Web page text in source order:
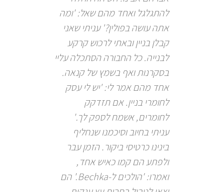
להתגלגל ואחד מהם שאל: 'ומה
אתה עושה בפולין?' עניתי שאני
קבלן בניין ובאתי לרכוש קרקע
לבנייה. כל החבורה הסתכלה עליי
בסקרנות ואף בשמץ של קנאה.
אחד מהם אמר לי: 'יש לי עסק
לחומרי בניין. אם תזדקק
לחומרים, אשמח לספק לך.'
עניתי בחיוב וסיכמנו שנחליף
בינינו כרטיסי ביקור. הזמן עבר
ולפתע הם קמו כאיש אחד,
ואמרו: 'הולכים ל-Bechka.' הם